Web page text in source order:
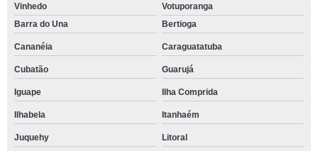
Vinhedo
Votuporanga
Barra do Una
Bertioga
Cananéia Caraguatatuba
Cubatão Guarujá
Iguape Ilha Comprida
Ilhabela Itanhaém
Juquehy Litoral